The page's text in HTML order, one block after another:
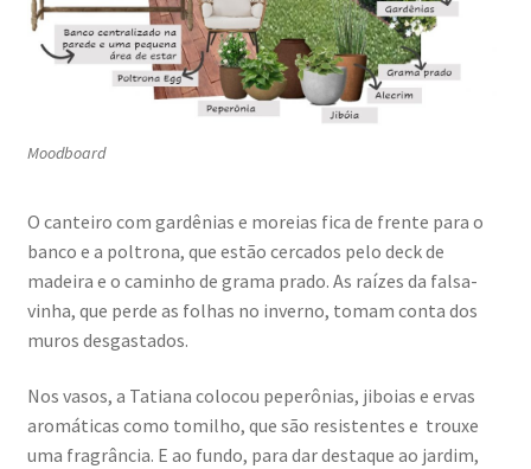
Moodboard
O canteiro com gardênias e moreias fica de frente para o
banco e a poltrona, que estão cercados pelo deck de
madeira e o caminho de grama prado. As raízes da falsa-
vinha, que perde as folhas no inverno, tomam conta dos
muros desgastados.
Nos vasos, a Tatiana colocou peperônias, jiboias e ervas
aromáticas como tomilho, que são resistentes e trouxe
uma fragrância. E ao fundo, para dar destaque ao jardim,